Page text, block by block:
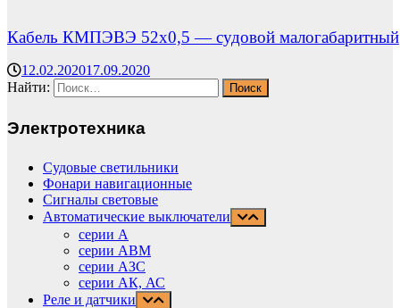
Кабель КМПЭВЭ 52х0,5 — судовой малогабаритный
12.02.202017.09.2020
Найти:
Электротехника
Судовые светильники
Фонари навигационные
Сигналы световые
Автоматические выключатели
серии А
серии АВМ
cерии АЗС
серии АК, АС
Реле и датчики